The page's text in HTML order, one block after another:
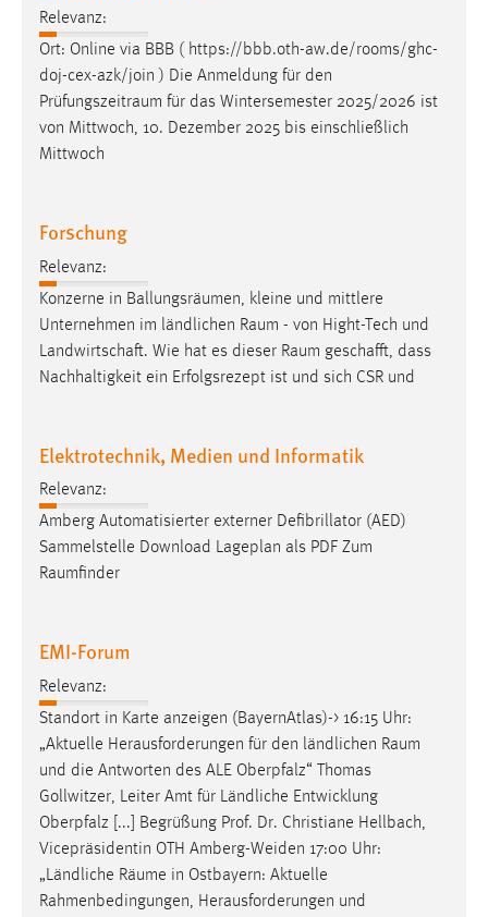
Relevanz:
Ort: Online via BBB ( https://bbb.oth-aw.de/rooms/ghc-
doj-cex-azk/join ) Die Anmeldung für den
Prüfungszeitraum für das Wintersemester 2025/2026 ist
von Mittwoch, 10. Dezember 2025 bis einschließlich
Mittwoch
Forschung
Relevanz:
Konzerne in Ballungsräumen, kleine und mittlere
Unternehmen im ländlichen Raum - von Hight-Tech und
Landwirtschaft. Wie hat es dieser Raum geschafft, dass
Nachhaltigkeit ein Erfolgsrezept ist und sich CSR und
Elektrotechnik, Medien und Informatik
Relevanz:
Amberg Automatisierter externer Defibrillator (AED)
Sammelstelle Download Lageplan als PDF Zum
Raumfinder
EMI-Forum
Relevanz:
Standort in Karte anzeigen (BayernAtlas)-> 16:15 Uhr:
„Aktuelle Herausforderungen für den ländlichen Raum
und die Antworten des ALE Oberpfalz“ Thomas
Gollwitzer, Leiter Amt für Ländliche Entwicklung
Oberpfalz [...] Begrüßung Prof. Dr. Christiane Hellbach,
Vicepräsidentin OTH Amberg-Weiden 17:00 Uhr:
„Ländliche Räume in Ostbayern: Aktuelle
Rahmenbedingungen, Herausforderungen und